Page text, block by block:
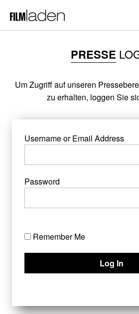
PRESSE
Um Zugriff auf unseren
zu erhalten, loggen Sie
Username or Email Address
Password
Remember Me